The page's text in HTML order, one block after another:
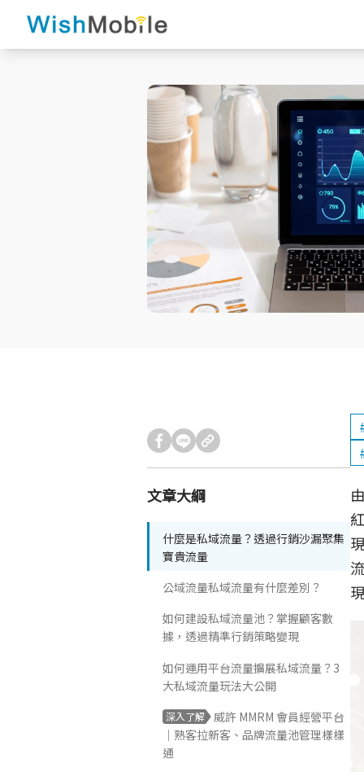
文章大綱
什麼是私域流量？透過行銷沙漏聚集
寶貴流量
公域流量私域流量有什麼差別？
如何建設私域流量池？掌握顧客數
據，透過精準行銷策略變現
如何運用平台流量擴展私域流量？3
大私域流量玩法大公開
深入了解
威許 MMRM 會員經營平台
｜熟客拉新客、品牌流量池管理樣樣
通